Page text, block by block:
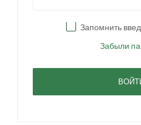
Запомнить
Забыли